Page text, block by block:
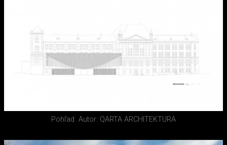
Pohľad Autor: QARTA ARCHITEKTURA